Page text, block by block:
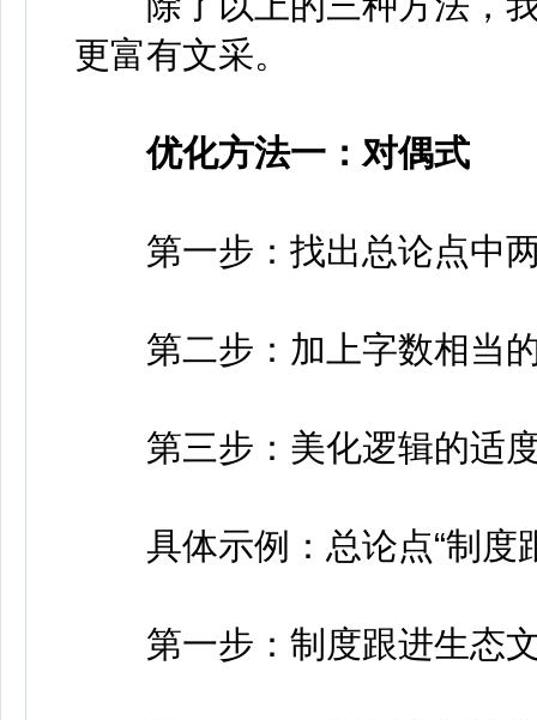
更富有文采。
优化方法一：对偶式
第一步：找出总论点中
第二步：加上字数相当
第三步：美化逻辑的适
具体示例：总论点“制度
第一步：制度跟进生态